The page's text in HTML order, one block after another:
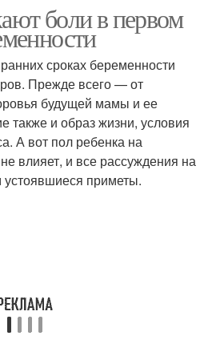
боли в первом
сроках беременности
Прежде всего — от
будущей мамы и ее
также и образ жизни, условия
А вот пол ребенка на
влияет, и все рассуждения на
приметы.